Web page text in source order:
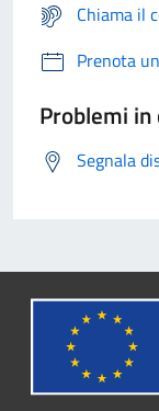
Chiama il
Prenota
Problemi
Segnala